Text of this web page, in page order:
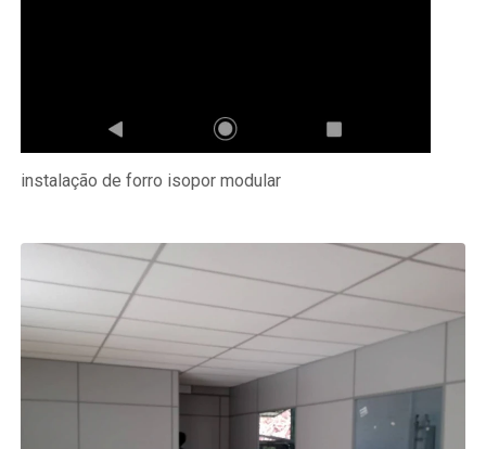
instalação de forro isopor modular